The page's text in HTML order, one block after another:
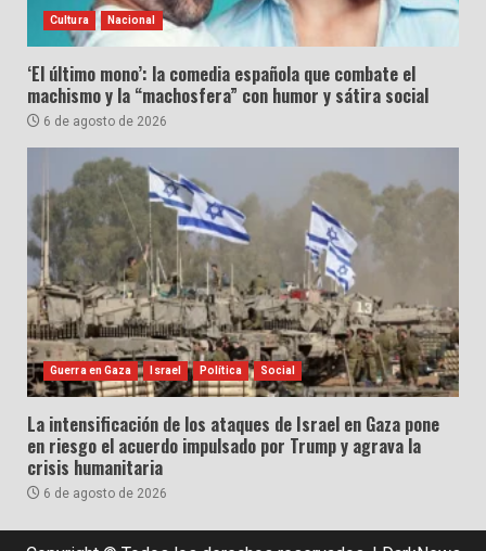
Cultura Nacional
‘El último mono’: la comedia española que combate el
machismo y la “machosfera” con humor y sátira social
6 de agosto de 2026
Guerra en Gaza Israel Política Social
La intensificación de los ataques de Israel en Gaza pone
en riesgo el acuerdo impulsado por Trump y agrava la
crisis humanitaria
6 de agosto de 2026